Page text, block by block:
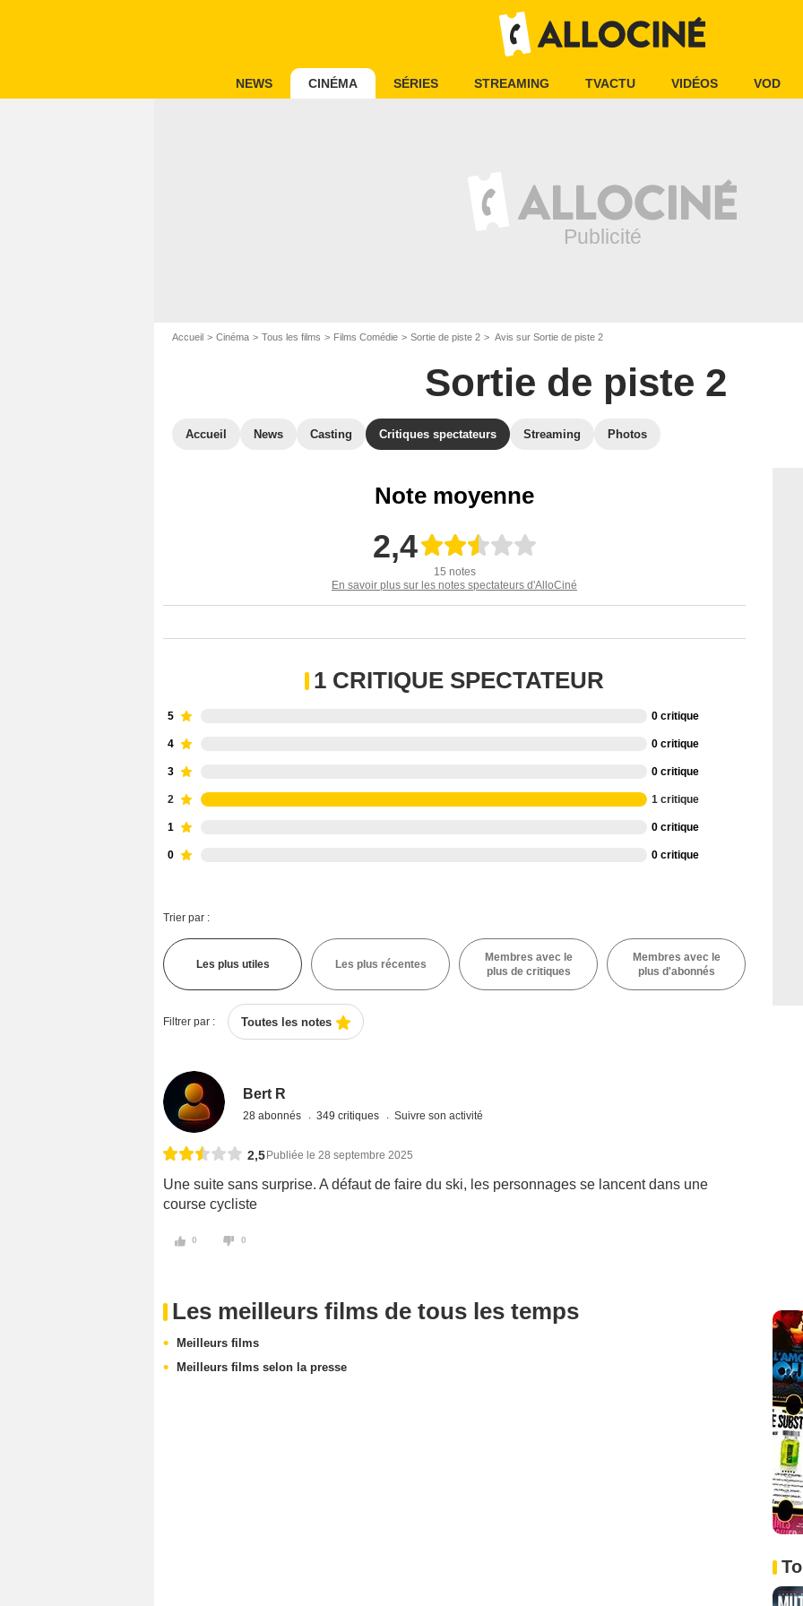
NEWS CINÉMA SÉRIES STREAMING TVACTU VIDÉOS VOD
Accueil Cinéma Tous les films Films Comédie Sortie de piste 2 Avis sur Sortie de piste 2
Sortie de piste 2
Accueil News Casting Critiques spectateurs Streaming Photos
Note moyenne
2,4
15 notes
En savoir plus sur les notes spectateurs d'AlloCiné
1 CRITIQUE SPECTATEUR
5 0 critique
4 0 critique
3 0 critique
2 1 critique
1 0 critique
0 0 critique
Trier par :
Les plus utiles Les plus récentes
Membres avec le
plus de critiques
Membres avec le
plus d'abonnés
Filtrer par : Toutes les notes
Bert R
28 abonnés 349 critiques Suivre son activité
2,5 Publiée le 28 septembre 2025
Une suite sans surprise. A défaut de faire du ski, les personnages se lancent dans une
course cycliste
0 0
Les meilleurs films de tous les temps
Meilleurs films
Meilleurs films selon la presse